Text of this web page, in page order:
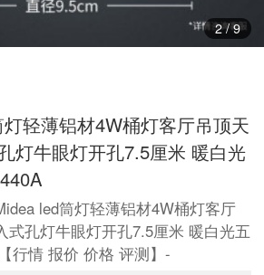
3/9
轻薄铝材4W桶灯客厅吊顶天
灯牛眼灯开孔7.5厘米 暖白光
led筒灯轻薄铝材4W桶灯客厅
式孔灯牛眼灯开孔7.5厘米 暖白光五
行情 报价 价格 评测】-